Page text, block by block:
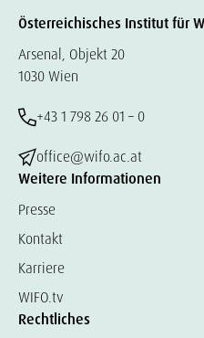
Österreichisches Institut für
Arsenal, Objekt 20
1030 Wien
+43 1 798 26 01 – 0
office@wifo.ac.at
Weitere Informationen
Presse
Kontakt
Karriere
WIFO.tv
Rechtliches